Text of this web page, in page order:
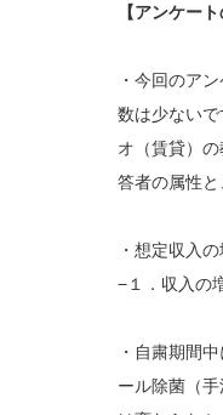
【アンケート
・今回のア
数は少ない
オ（賃貸）
答者の属性と
・想定収入
−１．収入の
・自粛期間
ール除菌（